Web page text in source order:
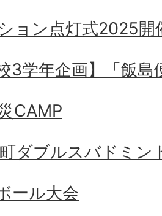
ョン点灯式2025開
3学年企画】「飯
CAMP
ダブルスバドミン
ール大会